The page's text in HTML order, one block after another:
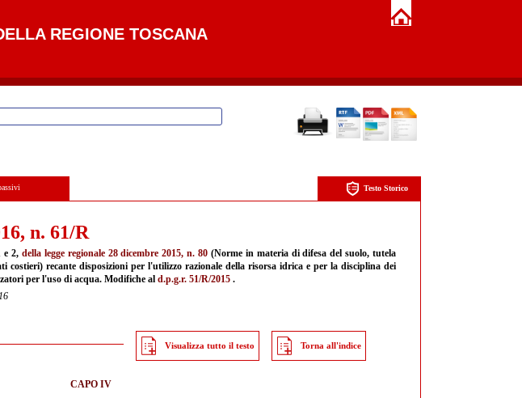
REGIONE TOSCANA
Testo Storico
n. 61/R
e 2, della legge regionale 28 dicembre 2015, n. 80 (Norme in materia di difesa del suolo, tutela
costieri) recante disposizioni per l'utilizzo razionale della risorsa idrica e per la disciplina dei
per l'uso di acqua. Modifiche al d.p.g.r. 51/R/2015 .
Visualizza tutto il testo Torna all'indice
CAPO IV